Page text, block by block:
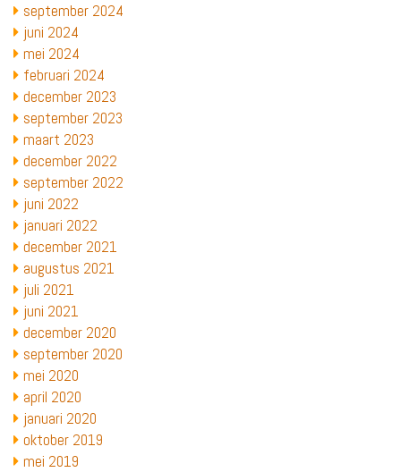
september 2024
juni 2024
mei 2024
februari 2024
december 2023
september 2023
maart 2023
december 2022
september 2022
juni 2022
januari 2022
december 2021
augustus 2021
juli 2021
juni 2021
december 2020
september 2020
mei 2020
april 2020
januari 2020
oktober 2019
mei 2019